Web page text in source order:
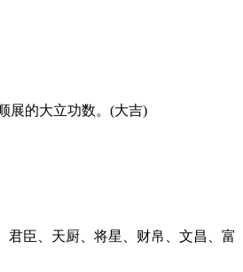
的大立功数。(大吉)
臣、天厨、将星、财帛、文昌、富